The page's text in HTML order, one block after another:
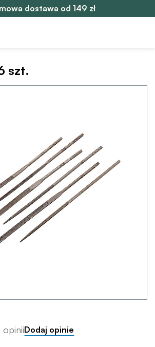
dostawa od 149 zł
szt.
opiniiDodaj opinie